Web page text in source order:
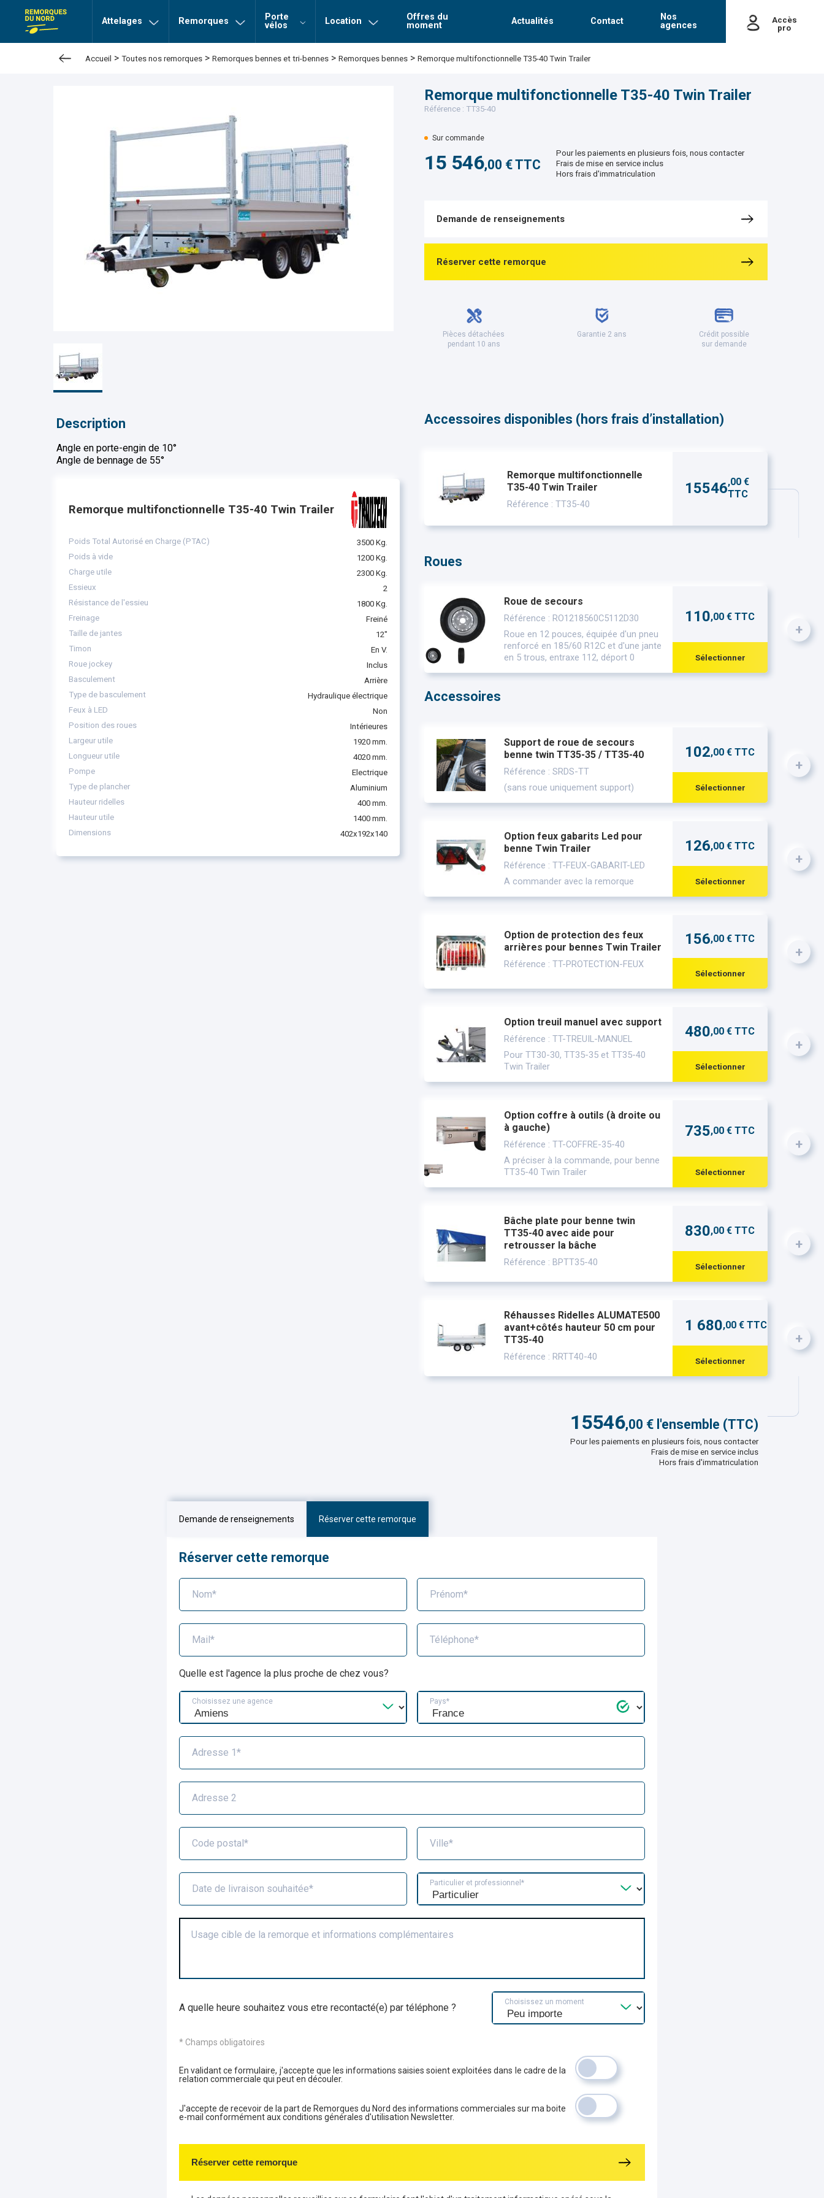
Remorques du nordAttelages Remorques
Porte
vélos
Location
Offres du
moment
Actualités Contact
Nos
agences
Accès
pro
Mot de passe
Mot de passe oublié
Accueil > Toutes nos remorques > Remorques bennes et tri-bennes > Remorques bennes > Remorque multifonctionnelle T35-40 Twin Trailer
15 546,00 € TTC
Pour les paiements en plusieurs fois, nous contacter
Frais de mise en service inclus
Hors frais d'immatriculation
Sur commande
Remorque multifonctionnelle T35-40 Twin Trailer
Référence : TT35-40
Demande de renseignements
Réserver cette remorque
Pièces détachées
pendant 10 ans
Garantie 2 ans
Crédit possible
sur demande
Description
Angle en porte-engin de 10°
Angle de bennage de 55°
Remorque multifonctionnelle T35-40 Twin Trailer
Poids Total Autorisé en Charge (PTAC)
3500 Kg.
Poids à vide
1200 Kg.
Charge utile
2300 Kg.
Essieux
2
Résistance de l'essieu
1800 Kg.
Freinage
Freiné
Taille de jantes
12"
Timon
En V.
Roue jockey
Inclus
Basculement
Arrière
Type de basculement
Hydraulique électrique
Feux à LED
Non
Position des roues
Intérieures
Largeur utile
1920 mm.
Longueur utile
4020 mm.
Pompe
Electrique
Type de plancher
Aluminium
Hauteur ridelles
400 mm.
Hauteur utile
1400 mm.
Dimensions
402x192x140
Accessoires disponibles (hors frais d’installation)
Remorque multifonctionnelle
T35-40 Twin Trailer
Référence : TT35-40
15546,00 €
TTC
Roues
+
Roue de secours
Référence : RO1218560C5112D30
Roue en 12 pouces, équipée d'un pneu
renforcé en 185/60 R12C et d'une jante
en 5 trous, entraxe 112, déport 0
110,00 € TTC
Sélectionner
Accessoires
+
Support de roue de secours
benne twin TT35-35 / TT35-40
Référence : SRDS-TT
(sans roue uniquement support)
102,00 € TTC
Sélectionner
+
Option feux gabarits Led pour
benne Twin Trailer
Référence : TT-FEUX-GABARIT-LED
A commander avec la remorque
126,00 € TTC
Sélectionner
+
Option de protection des feux
arrières pour bennes Twin Trailer
Référence : TT-PROTECTION-FEUX
156,00 € TTC
Sélectionner
+
Option treuil manuel avec support
Référence : TT-TREUIL-MANUEL
Pour TT30-30, TT35-35 et TT35-40
Twin Trailer
480,00 € TTC
Sélectionner
+
Option coffre à outils (à droite ou
à gauche)
Référence : TT-COFFRE-35-40
A préciser à la commande, pour benne
TT35-40 Twin Trailer
735,00 € TTC
Sélectionner
+
Bâche plate pour benne twin
TT35-40 avec aide pour
retrousser la bâche
Référence : BPTT35-40
830,00 € TTC
Sélectionner
+
Réhausses Ridelles ALUMATE500
avant+côtés hauteur 50 cm pour
TT35-40
Référence : RRTT40-40
1 680,00 € TTC
Sélectionner
15546,00 € l'ensemble (TTC)
Pour les paiements en plusieurs fois, nous contacter
Frais de mise en service inclus
Hors frais d'immatriculation
Demande de renseignements Réserver cette remorque
Réserver cette remorque
Nom* Prénom*
Mail* Téléphone*
Quelle est l'agence la plus proche de chez vous?
Choisissez une agence Pays*
Adresse 1*
Adresse 2
Code postal* Ville*
Date de livraison souhaitée* Particulier et professionnel*
Usage cible de la remorque et informations complémentaires
A quelle heure souhaitez vous etre recontacté(e) par téléphone ? Choisissez un moment
* Champs obligatoires
En validant ce formulaire, j'accepte que les informations saisies soient exploitées dans le cadre de la
relation commerciale qui peut en découler.
J'accepte de recevoir de la part de Remorques du Nord des informations commerciales sur ma boite
e-mail conformément aux conditions générales d'utilisation Newsletter.
Réserver cette remorque